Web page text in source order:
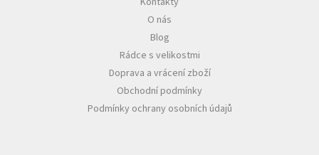
O nás
Blog
Rádce s velikostmi
Doprava a vrácení zboží
Obchodní podmínky
Podmínky ochrany osobních údajů